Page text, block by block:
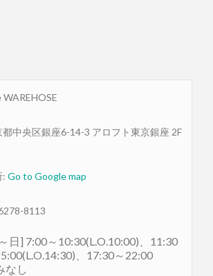
WAREHOSE
都中央区銀座6-14-3 アロフト東京銀座 2F
: Go to Google map
8113
日] 7:00～10:30(L.O.10:00)、11:30
、17:30～22:00
し